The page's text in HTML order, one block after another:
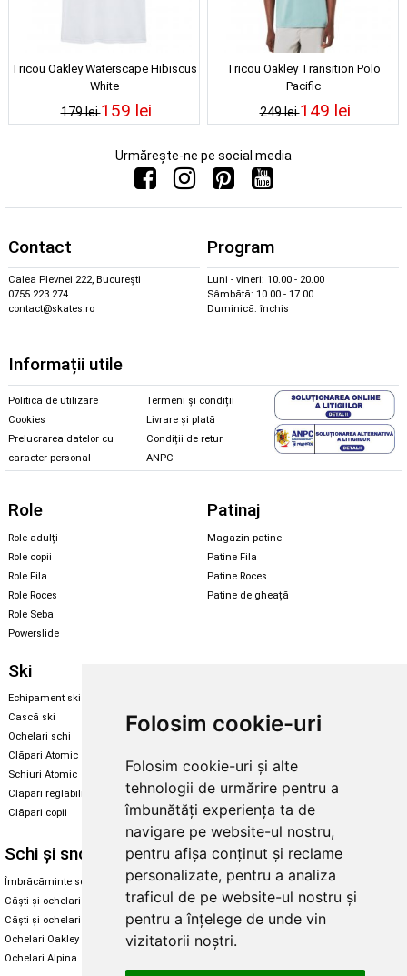
Folosim cookie-uri
Folosim cookie-uri și alte
tehnologii de urmărire pentru a
îmbunătăți experiența ta de
navigare pe website-ul nostru,
pentru afișa conținut și reclame
personalizate, pentru a analiza
traficul de pe website-ul nostru și
pentru a înțelege de unde vin
vizitatorii noștri.
Tricou Oakley Waterscape Hibiscus
White
179 lei159 lei
Tricou Oakley Transition Polo
Pacific
249 lei149 lei
Urmărește-ne pe social media
Contact
Calea Plevnei 222, București
0755 223 274
contact@skates.ro
Program
Luni - vineri: 10.00 - 20.00
Sâmbătă: 10.00 - 17.00
Duminică: închis
Informații utile
Politica de utilizare
Cookies
Prelucrarea datelor cu
caracter personal
Termeni și condiții
Livrare și plată
Condiții de retur
ANPC
Role
Role adulți
Role copii
Role Fila
Role Roces
Role Seba
Powerslide
Patinaj
Magazin patine
Patine Fila
Patine Roces
Patine de gheață
Ski
Echipament ski
Cască ski
Ochelari schi
Clăpari Atomic
Schiuri Atomic
Clăpari reglabili
Clăpari copii
Echipament snowboard
Skate & longboard
Santa Cruz
Enuff Skateboards
Schi și snowboard
Îmbrăcăminte schi și snowboard
Căști și ochelari de iarnă
Căști și ochelari Alpina
Ochelari Oakley
Ochelari Alpina
Diverse
Cum aleg rolele
Cum aleg ochelarii
Ochelari de soare Oakley
Ochelari de soare Alpina